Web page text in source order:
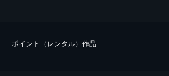
ポイント（レンタル）作品